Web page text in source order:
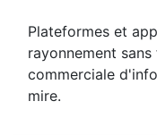
Plateformes et
rayonnement
commerciale
mire.